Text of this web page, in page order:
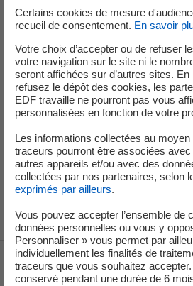
standardisées et
Un système de comptage
sécurisé avec l’expertise
Visite virtuelle
Visite virtuelle
Voir le fil d'ariane
Certains cookies de mesure
recueil de consentement. En savoir
Votre choix d’accepter ou de refuser
votre navigation sur le site ni le
seront affichées sur d’autres sites.
refusez le dépôt des cookies, les
EDF travaille ne pourront pas vous
personnalisées en fonction de votre
Les informations collectées au
traceurs pourront être associées
autres appareils et/ou avec des
collectées par nos partenaires, selon
exprimés par ailleurs.
Vous pouvez accepter l’ensemble de
données personnelles ou vous y
Personnaliser » vous permet par
individuellement les finalités de
traceurs que vous souhaitez
conservé pendant une durée de 6